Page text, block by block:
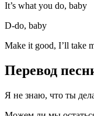
It’s what you do, baby
D-do, baby
Make it good, I’ll take
Перевод
Я не знаю, что ты